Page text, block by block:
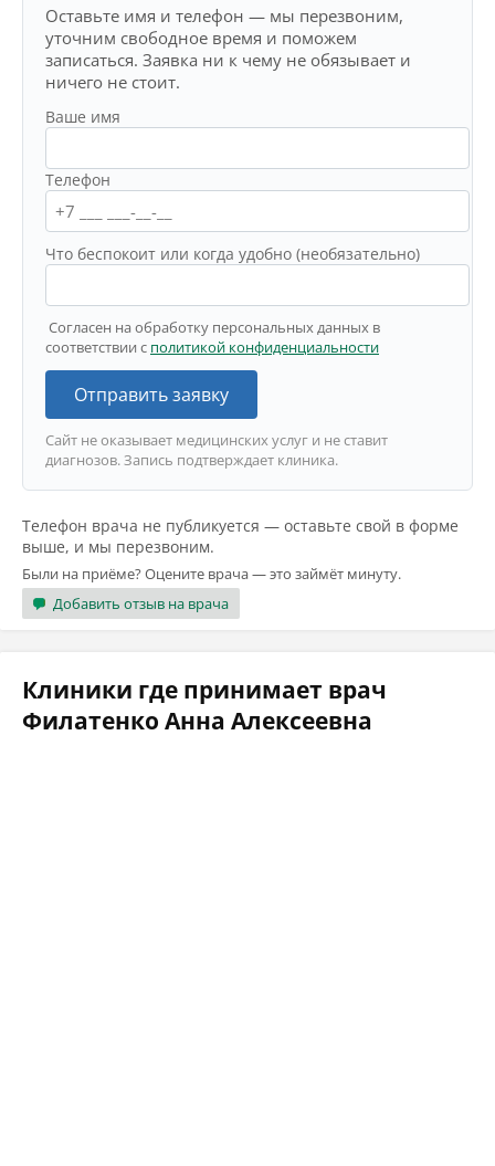
Оставьте имя и телефон — мы перезвоним,
уточним свободное время и поможем
записаться. Заявка ни к чему не обязывает и
ничего не стоит.
Ваше имя
Телефон
Что беспокоит или когда удобно (необязательно)
Согласен на обработку персональных данных в
соответствии с политикой конфиденциальности
Отправить заявку
Сайт не оказывает медицинских услуг и не ставит
диагнозов. Запись подтверждает клиника.
Телефон врача не публикуется — оставьте свой в форме
выше, и мы перезвоним.
Были на приёме? Оцените врача — это займёт минуту.
Добавить отзыв на врача
Клиники где принимает врач
Филатенко Анна Алексеевна